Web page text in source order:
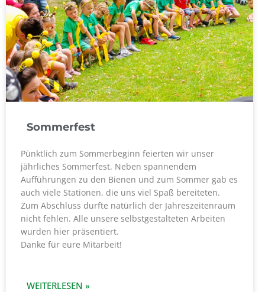
Sommerfest
Pünktlich zum Sommerbeginn feierten wir unser
jährliches Sommerfest. Neben spannendem
Aufführungen zu den Bienen und zum Sommer gab es
auch viele Stationen, die uns viel Spaß bereiteten.
Zum Abschluss durfte natürlich der Jahreszeitenraum
nicht fehlen. Alle unsere selbstgestalteten Arbeiten
wurden hier präsentiert.
Danke für eure Mitarbeit!
WEITERLESEN »